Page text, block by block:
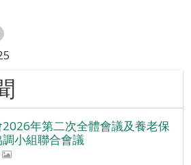
年第二次全體會議及養老保
小組聯合會議